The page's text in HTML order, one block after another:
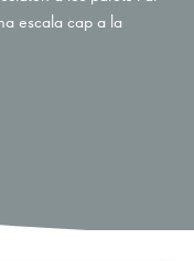
escala cap a la